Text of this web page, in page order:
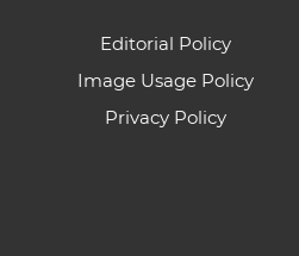
Editorial Policy
Image Usage Policy
Privacy Policy